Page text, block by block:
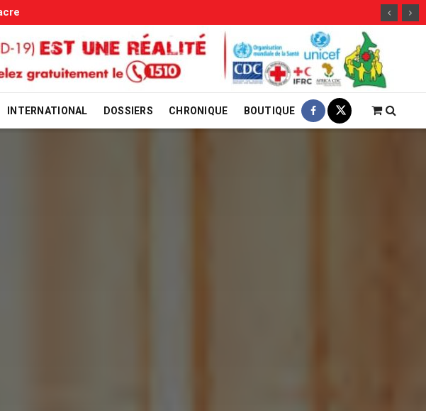
INTERNATIONAL DOSSIERS CHRONIQUE BOUTIQUE
29